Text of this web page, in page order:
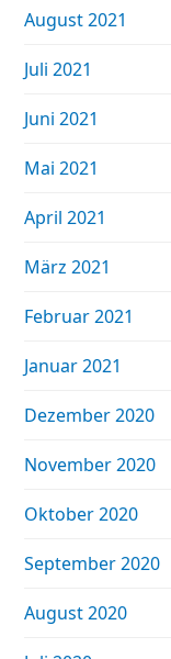
August 2021
Juli 2021
Juni 2021
Mai 2021
April 2021
März 2021
Februar 2021
Januar 2021
Dezember 2020
November 2020
Oktober 2020
September 2020
August 2020